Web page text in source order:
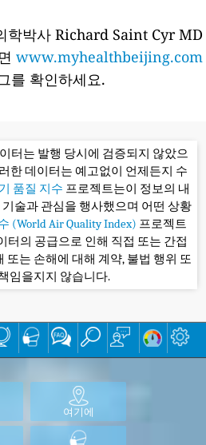
학박사 Richard Saint Cyr MD
www.myhealthbeijing.com
를 확인하세요.
터는 발행 당시에 검증되지 않았으
한 데이터는 예고없이 언제든지 수
품질 지수 프로젝트는이 정보의 내
술과 관심을 행사했으며 어떤 상황
(World Air Quality Index) 프로젝트
터의 공급으로 인해 직접 또는 간접
또는 손해에 대해 계약, 불법 행위 또
임을지지 않습니다.
여기에